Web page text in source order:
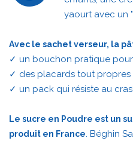
yaourt avec un
Avec le sachet verseur, la
✓ un bouchon pratique
✓ des placards tout propres
✓ un pack qui résiste au
Le sucre en Poudre est un
produit en France. Béghin